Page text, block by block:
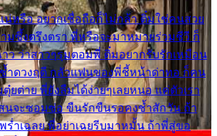
น่หรือ อยากเชื่อถือก็ไม่กล้า ติ๋มใช่คนสวย
ามซึ้งตรึงตรา พี่หรือจะมาหมายร่วมชีวี ก็
ว ว่าสาวๆรุมตอมพี่ ติ๋มอยากรับรักเหมือน
ำดวงฤดี กลัวแฟนของพี่ชี้หน้าด่าทอ ก็คน
ยต่าย พี่ยังลืมได้ง่ายๆเลยหนอ แค่ตัวเรา
นจะซอมซ่อ ขืนรักขืนรอคงช้ำสักวัน ถ้า
ร่ำเฉลย พี่อย่าเฉยรีบมาหมั้น ถ้าพี่สู่ขอ